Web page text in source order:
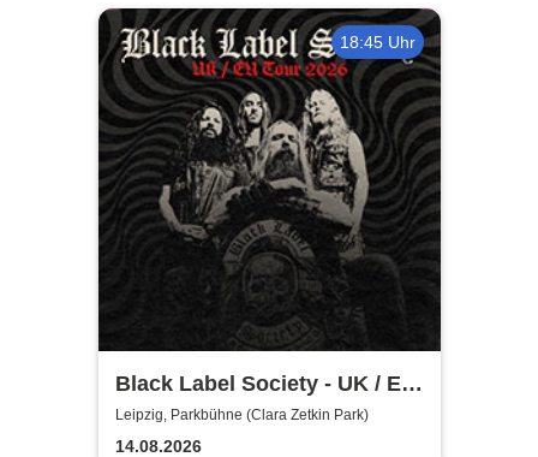
18:45 Uhr
Black Label Society - UK / EU
TOUR 2026
Leipzig, Parkbühne (Clara Zetkin Park)
14.08.2026